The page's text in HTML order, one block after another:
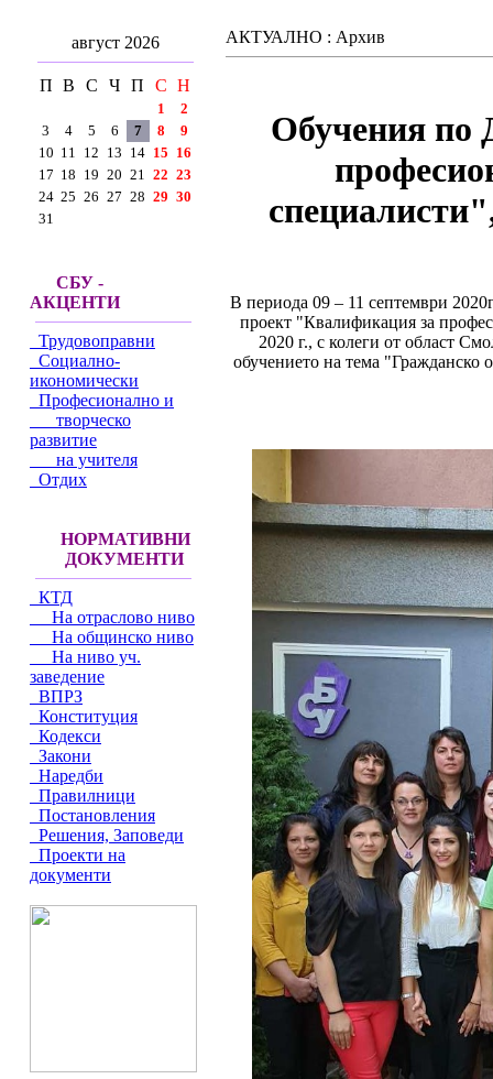
август 2026
П В С Ч П С Н
1
2
3
4 5 6 7 8
9
10 11 12 13 14 15 16
17 18 19 20 21 22 23
24 25 26 27 28 29 30
31
СБУ -
АКЦЕНТИ
Трудовоправни
Социално-
икономически
Професионално и
творческо
развитие
на учителя
Отдих
НОРМАТИВНИ
ДОКУМЕНТИ
КТД
На отраслово ниво
На общинско ниво
На ниво уч.
заведение
ВПРЗ
Конституция
Кодекси
Закони
Наредби
Правилници
Постановления
Решения, Заповеди
Проекти на
документи
АКТУАЛНО : Архив
Обучения по
В периода 09 – 11 септември
проект "Квалификация за
2020 г., с колеги от област
обучението на тема "Гражданско